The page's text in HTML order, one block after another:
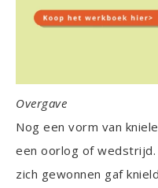
Overgave
Nog een vorm van
een oorlog of
zich gewonnen gaf